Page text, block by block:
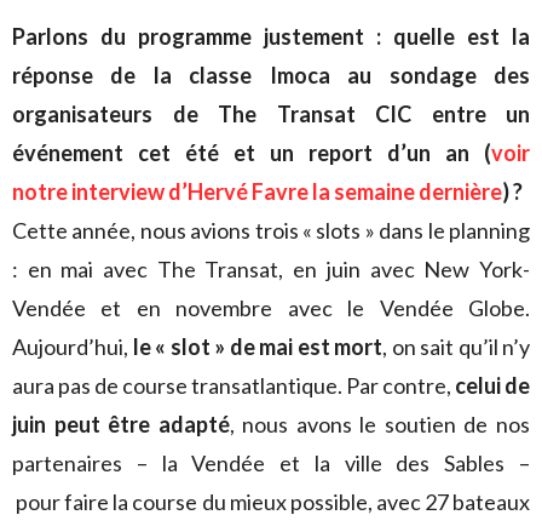
Parlons du programme justement : quelle est la
réponse de la classe Imoca au sondage des
organisateurs de The Transat CIC entre un
événement cet été et un report d’un an (voir
notre interview d’Hervé Favre la semaine dernière) ?
Cette année, nous avions trois « slots » dans le planning
: en mai avec The Transat, en juin avec New York-
Vendée et en novembre avec le Vendée Globe.
Aujourd’hui, le « slot » de mai est mort, on sait qu’il n’y
aura pas de course transatlantique. Par contre, celui de
juin peut être adapté, nous avons le soutien de nos
partenaires – la Vendée et la ville des Sables –
pour faire la course du mieux possible, avec 27 bateaux